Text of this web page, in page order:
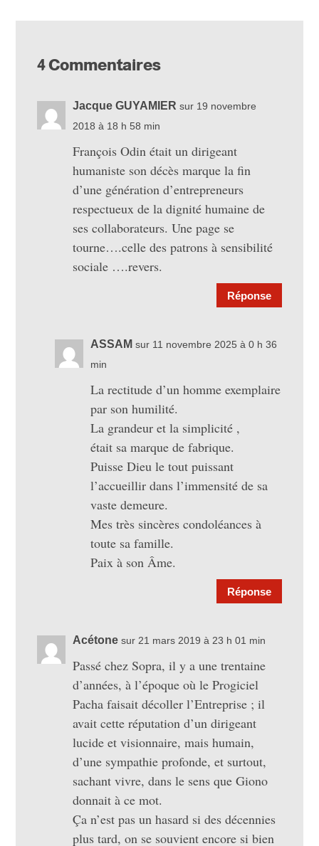
4 Commentaires
Jacque GUYAMIER sur 19 novembre
2018 à 18 h 58 min
François Odin était un dirigeant
humaniste son décès marque la fin
d’une génération d’entrepreneurs
respectueux de la dignité humaine de
ses collaborateurs. Une page se
tourne….celle des patrons à sensibilité
sociale ….revers.
Réponse
ASSAM sur 11 novembre 2025 à 0 h 36
min
La rectitude d’un homme exemplaire
par son humilité.
La grandeur et la simplicité ,
était sa marque de fabrique.
Puisse Dieu le tout puissant
l’accueillir dans l’immensité de sa
vaste demeure.
Mes très sincères condoléances à
toute sa famille.
Paix à son Âme.
Réponse
Acétone sur 21 mars 2019 à 23 h 01 min
Passé chez Sopra, il y a une trentaine
d’années, à l’époque où le Progiciel
Pacha faisait décoller l’Entreprise ; il
avait cette réputation d’un dirigeant
lucide et visionnaire, mais humain,
d’une sympathie profonde, et surtout,
sachant vivre, dans le sens que Giono
donnait à ce mot.
Ça n’est pas un hasard si des décennies
plus tard, on se souvient encore si bien